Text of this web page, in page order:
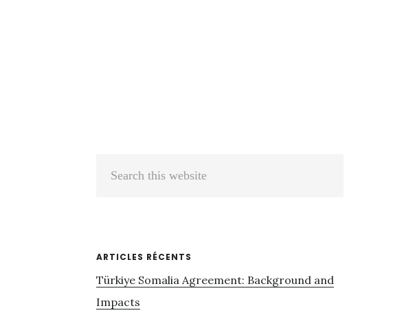
Primary
ARTICLES RÉCENTS
Türkiye Somalia Agreement: Background and
Impacts